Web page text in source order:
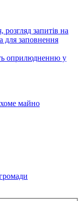
запитів на
для заповнення
оприлюдненню у
майно